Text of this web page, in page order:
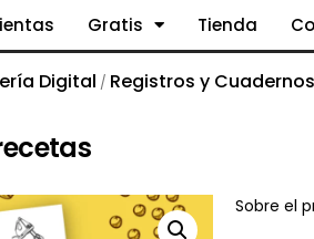
Gratis Tienda
Digital / Registros y Cuadernos
Sobre el